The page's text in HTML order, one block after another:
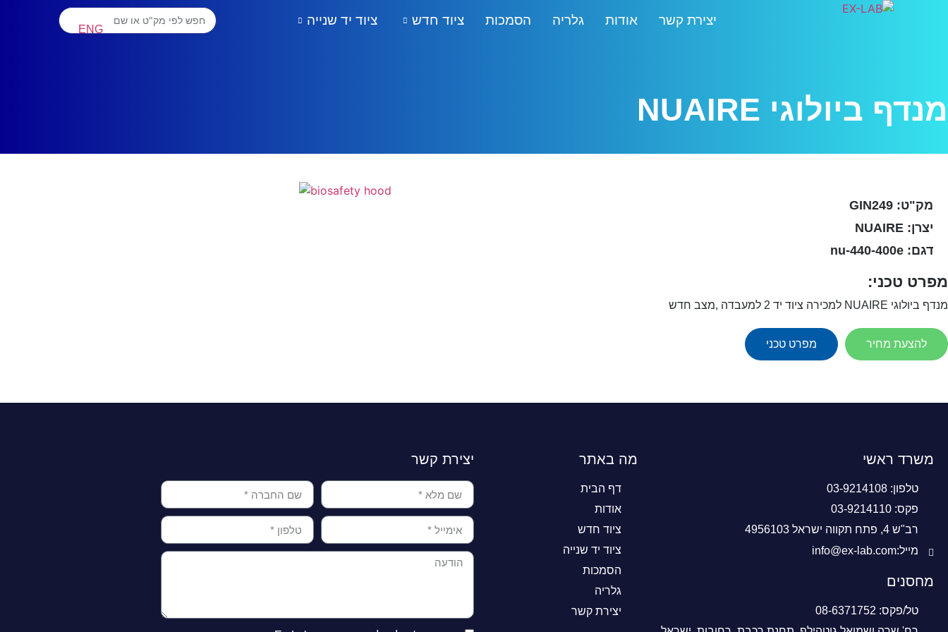
יצירת קשר אודות גלריה הסמכות ציוד חדש ציוד יד שנייה
ENG
מנדף ביולוגי NUAIRE
מק"ט: GIN249
יצרן: NUAIRE
דגם: nu-440-400e
מפרט טכני:
מנדף ביולוגי NUAIRE למכירה ציוד יד 2 למעבדה ,מצב חדש
להצעת מחיר מפרט טכני
משרד ראשי
טלפון: 03-9214108
פקס: 03-9214110
רב"ש 4, פתח תקווה ישראל 4956103
מייל:info@ex-lab.com
מחסנים
טל/פקס: 08-6371752
מה באתר
דף הבית
אודות
ציוד חדש
ציוד יד שנייה
הסמכות
גלריה
יצירת קשר
יצירת קשר